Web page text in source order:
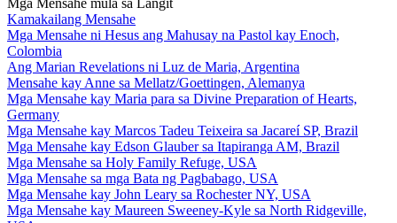
Kamakailang Mensahe
Mga Mensahe ni Hesus ang Mahusay na Pastol kay Enoch,
Colombia
Ang Marian Revelations ni Luz de Maria, Argentina
Mensahe kay Anne sa Mellatz/Goettingen, Alemanya
Mga Mensahe kay Maria para sa Divine Preparation of Hearts,
Germany
Mga Mensahe kay Marcos Tadeu Teixeira sa Jacareí SP, Brazil
Mga Mensahe kay Edson Glauber sa Itapiranga AM, Brazil
Mga Mensahe sa Holy Family Refuge, USA
Mga Mensahe sa mga Bata ng Pagbabago, USA
Mga Mensahe kay John Leary sa Rochester NY, USA
Mga Mensahe kay Maureen Sweeney-Kyle sa North Ridgeville,